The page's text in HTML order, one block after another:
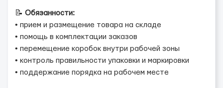
📝 Обязанности:
• прием и размещение товара на складе
• помощь в комплектации заказов
• перемещение коробок внутри рабочей зоны
• контроль правильности упаковки и маркировки
• поддержание порядка на рабочем месте